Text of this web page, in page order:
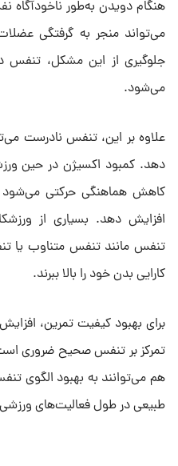
هنگام دویدن به‌طور
می‌تواند منجر به گرفتگی
جلوگیری از این مشکل، تنفس
می‌شود.
علاوه بر این، تنفس نادرست
دهد. کمبود اکسیژن در حین
کاهش هماهنگی حرکتی می‌شود
افزایش دهد. بسیاری از
تنفس مانند تنفس متناوب یا
کارایی بدن خود را بالا ببرند.
برای بهبود کیفیت تمرین،
تمرکز بر تنفس صحیح ضروری
هم می‌توانند به بهبود الگوی
طبیعی در طول فعالیت‌های